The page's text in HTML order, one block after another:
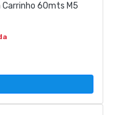
60mts M5